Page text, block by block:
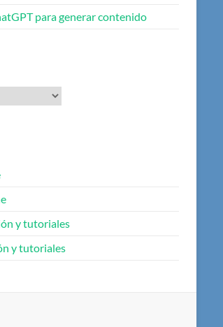
para generar contenido
y tutoriales
y tutoriales